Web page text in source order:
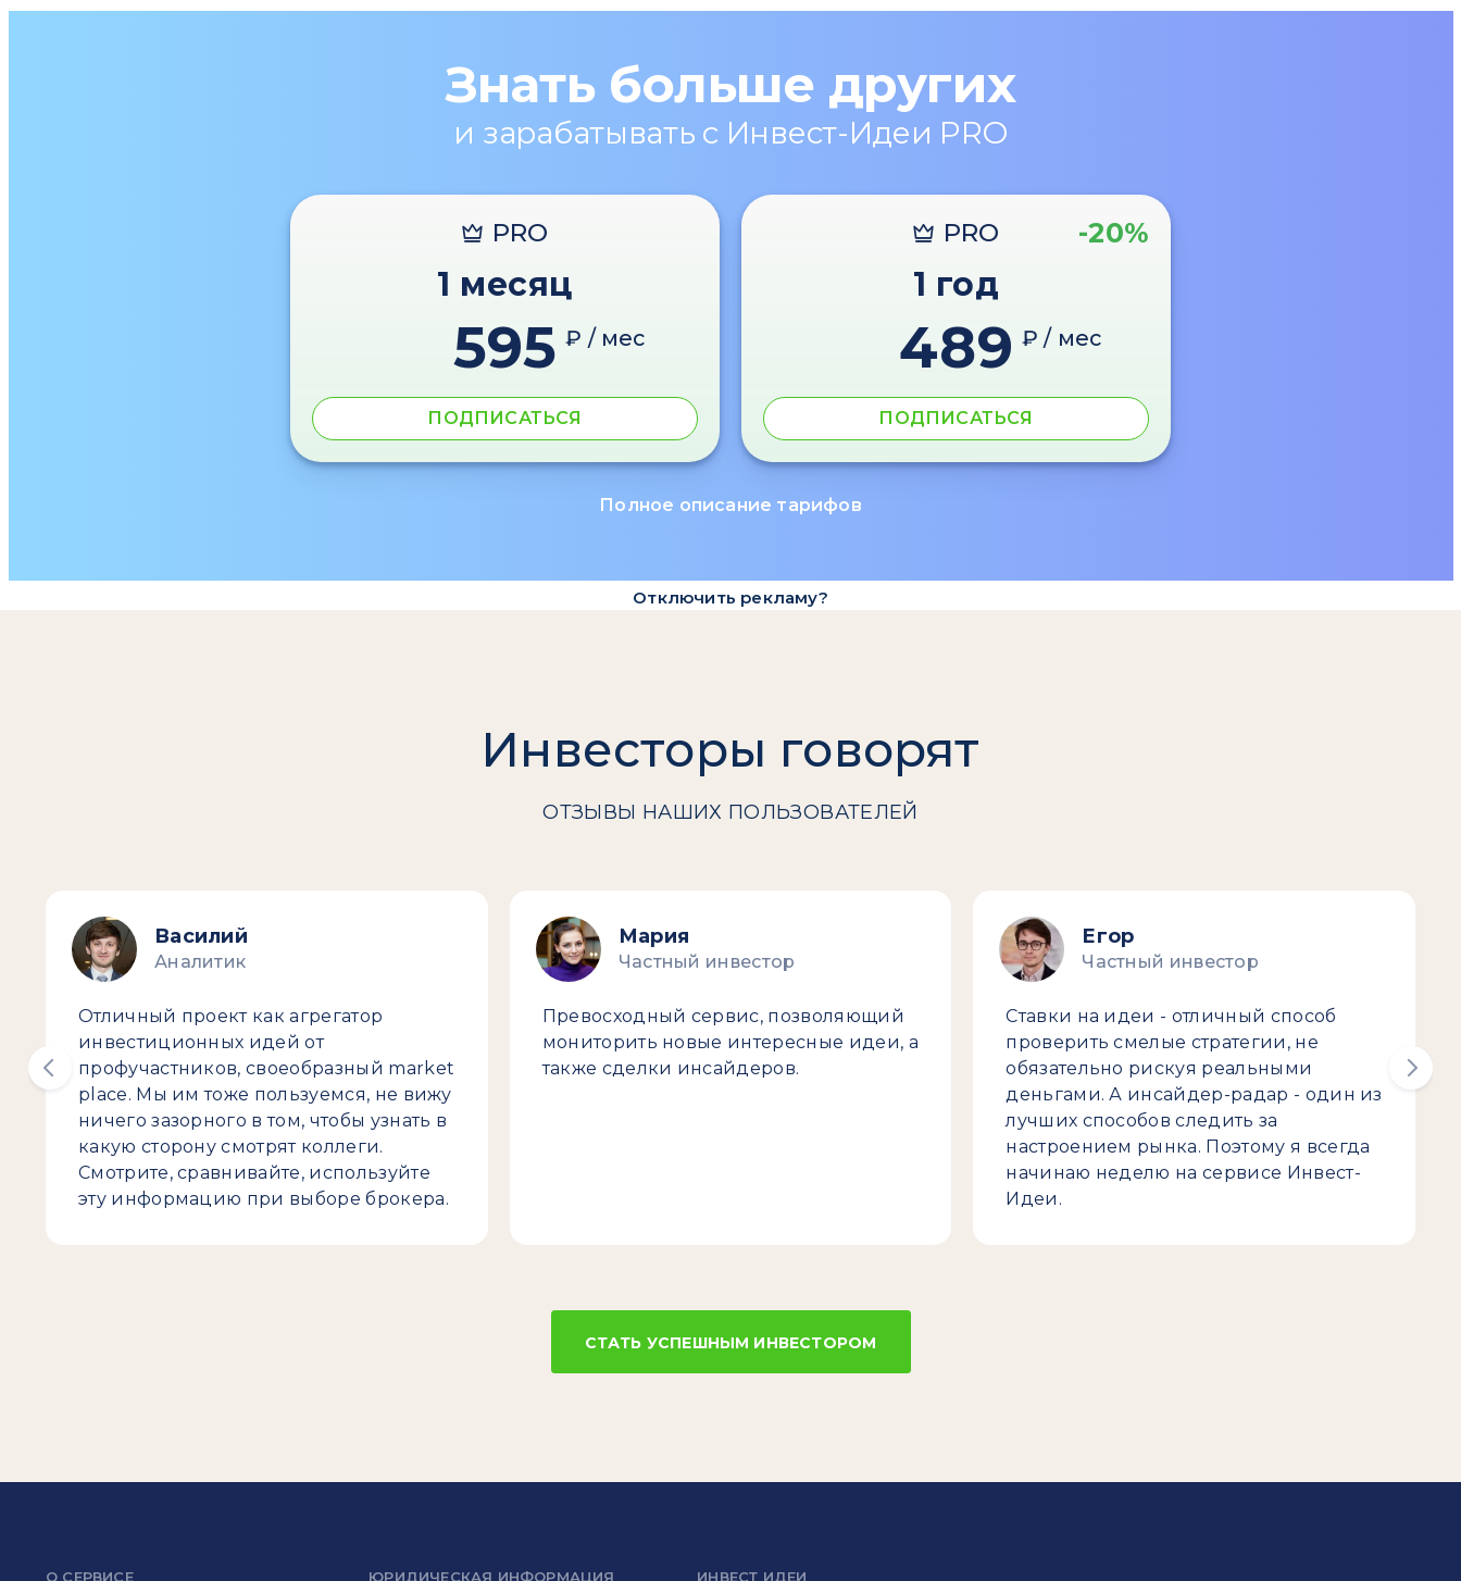
Знать больше других
и зарабатывать с Инвест-Идеи PRO
PRO
1 месяц
595 ₽ / мес
ПОДПИСАТЬСЯ
PRO -20%
1 год
489 ₽ / мес
ПОДПИСАТЬСЯ
Полное описание тарифов
Отключить рекламу?
Инвесторы говорят
ОТЗЫВЫ НАШИХ ПОЛЬЗОВАТЕЛЕЙ
Василий
Аналитик
Отличный проект как агрегатор
инвестиционных идей от
профучастников, своеобразный market
place. Мы им тоже пользуемся, не вижу
ничего зазорного в том, чтобы узнать в
какую сторону смотрят коллеги.
Смотрите, сравнивайте, используйте
эту информацию при выборе брокера.
Мария
Частный инвестор
Превосходный сервис, позволяющий
мониторить новые интересные идеи, а
также сделки инсайдеров.
Егор
Частный инвестор
Ставки на идеи - отличный способ
проверить смелые стратегии, не
обязательно рискуя реальными
деньгами. А инсайдер-радар - один из
лучших способов следить за
настроением рынка. Поэтому я всегда
начинаю неделю на сервисе Инвест-
Идеи.
СТАТЬ УСПЕШНЫМ ИНВЕСТОРОМ
О СЕРВИСЕ ЮРИДИЧЕСКАЯ ИНФОРМАЦИЯ ИНВЕСТ ИДЕИ